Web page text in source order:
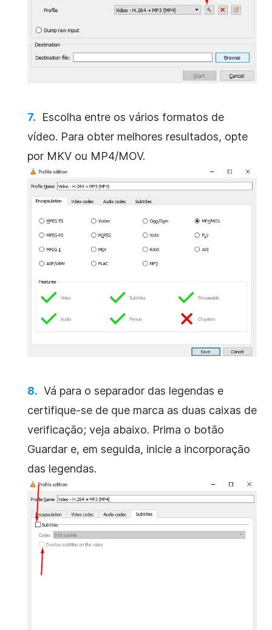
Escolha entre os vários formatos de
vídeo. Para obter melhores resultados, opte
por MKV ou MP4/MOV.
Vá para o separador das legendas e
certifique-se de que marca as duas caixas de
verificação; veja abaixo. Prima o botão
Guardar e, em seguida, inicie a incorporação
das legendas.